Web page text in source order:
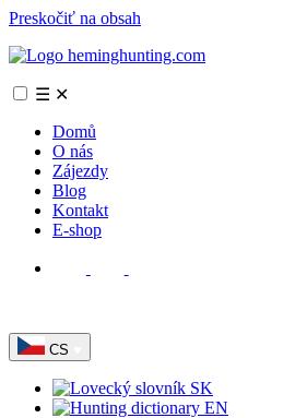
Preskočiť na obsah
☰ ✕
Domů
O nás
Zájezdy
Blog
Kontakt
E-shop
CS
SK
EN